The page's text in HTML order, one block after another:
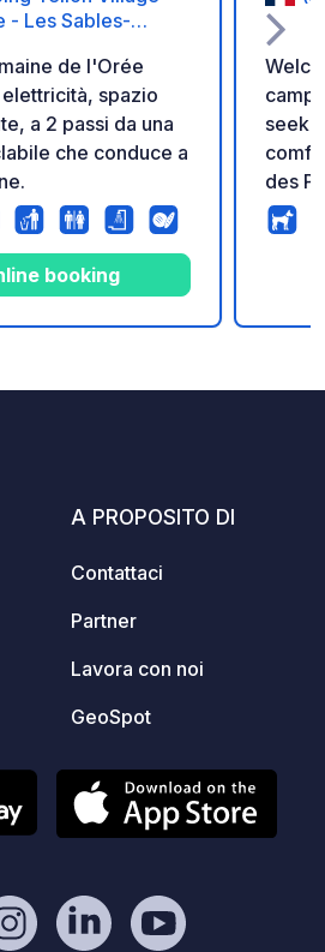
- Les Sables-
de l'Orée
spazio
a 2 passi da una
che conduce a
booking
des
round
A PROPOSITO DI
Contattaci
Partner
Lavora con noi
GeoSpot